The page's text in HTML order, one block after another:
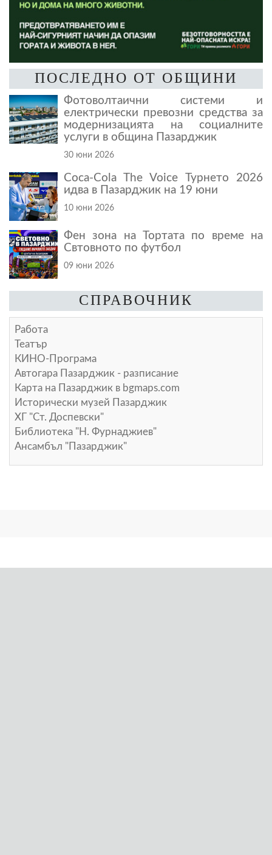
ПОСЛЕДНО ОТ ОБЩИНИ
Фотоволтаични системи и
електрически превозни средства за
модернизацията на социалните
услуги в община Пазарджик
30 юни 2026
Coca-Cola The Voice Турнето 2026
идва в Пазарджик на 19 юни
10 юни 2026
Фен зона на Тортата по време на
Свтовното по футбол
09 юни 2026
СПРАВОЧНИК
Работа
Театър
КИНО-Програма
Автогара Пазарджик - разписание
Карта на Пазарджик в bgmaps.com
Исторически музей Пазарджик
ХГ "Ст. Доспевски"
Библиотека "Н. Фурнаджиев"
Ансамбъл "Пазарджик"